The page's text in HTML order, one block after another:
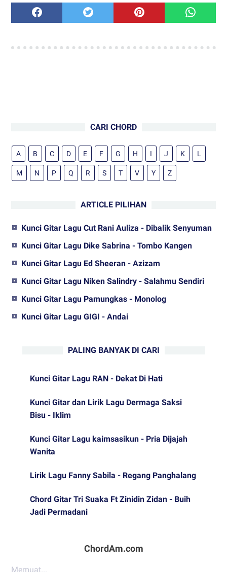
CARI CHORD
A B C D E F G H I J K L
M N P Q R S T V Y Z
ARTICLE PILIHAN
Kunci Gitar Lagu Cut Rani Auliza - Dibalik Senyuman
Kunci Gitar Lagu Dike Sabrina - Tombo Kangen
Kunci Gitar Lagu Ed Sheeran - Azizam
Kunci Gitar Lagu Niken Salindry - Salahmu Sendiri
Kunci Gitar Lagu Pamungkas - Monolog
Kunci Gitar Lagu GIGI - Andai
PALING BANYAK DI CARI
Kunci Gitar Lagu RAN - Dekat Di Hati
Kunci Gitar dan Lirik Lagu Dermaga Saksi
Bisu - Iklim
Kunci Gitar Lagu kaimsasikun - Pria Dijajah
Wanita
Lirik Lagu Fanny Sabila - Regang Panghalang
Chord Gitar Tri Suaka Ft Zinidin Zidan - Buih
Jadi Permadani
ChordAm.com
Memuat...